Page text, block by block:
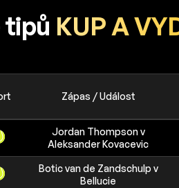
KUP A
Zápas / Událost
Jordan Thompson v
Aleksander Kovacevic
Botic van de Zandschulp v
Bellucie